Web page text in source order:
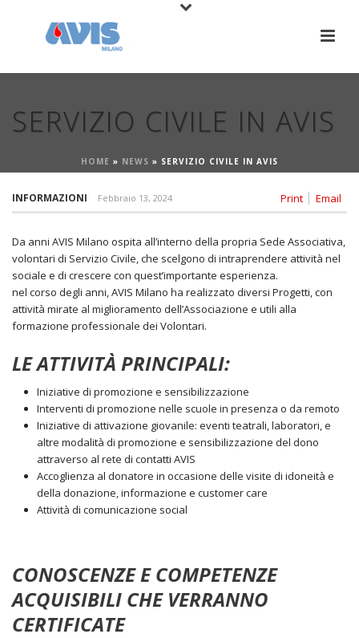
SERVIZIO CIVILE IN AVIS
HOME » NEWS » SERVIZIO CIVILE IN AVIS
Print Email
INFORMAZIONI Febbraio 13, 2024
Da anni AVIS Milano ospita all’interno della propria Sede Associativa,
volontari di Servizio Civile, che scelgono di intraprendere attività nel
sociale e di crescere con quest’importante esperienza.
nel corso degli anni, AVIS Milano ha realizzato diversi Progetti, con
attività mirate al miglioramento dell’Associazione e utili alla
formazione professionale dei Volontari.
LE ATTIVITÀ PRINCIPALI:
Iniziative di promozione e sensibilizzazione
Interventi di promozione nelle scuole in presenza o da remoto
Iniziative di attivazione giovanile: eventi teatrali, laboratori, e
altre modalità di promozione e sensibilizzazione del dono
attraverso al rete di contatti AVIS
Accoglienza al donatore in occasione delle visite di idoneità e
della donazione, informazione e customer care
Attività di comunicazione social
CONOSCENZE E COMPETENZE
ACQUISIBILI CHE VERRANNO
CERTIFICATE